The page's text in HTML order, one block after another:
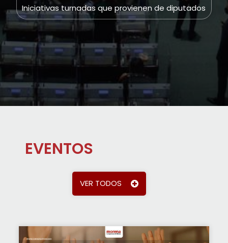
2,164+
Iniciativas turnadas que provienen de diputados
EVENTOS